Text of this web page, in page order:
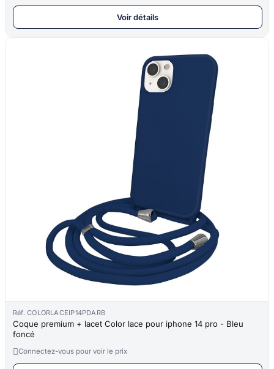
Voir détails
Réf. COLORLACEIP14PDARB
Coque premium + lacet Color lace pour iphone 14 pro - Bleu
foncé
Connectez-vous pour voir le prix